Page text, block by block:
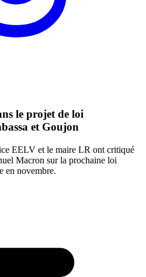
le projet de loi
et Goujon
EELV et le maire LR ont critiqué
Macron sur la prochaine loi
en novembre.